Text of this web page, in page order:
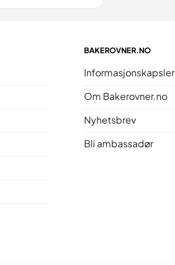
BAKEROVNER.NO
Informasjonskapsler
Om Bakerovner.no
Nyhetsbrev
Bli ambassadør